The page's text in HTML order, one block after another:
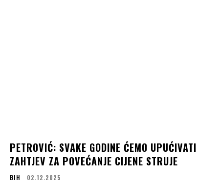
PETROVIĆ: SVAKE GODINE ĆEMO UPUĆIVATI
ZAHTJEV ZA POVEĆANJE CIJENE STRUJE
BIH 02.12.2025